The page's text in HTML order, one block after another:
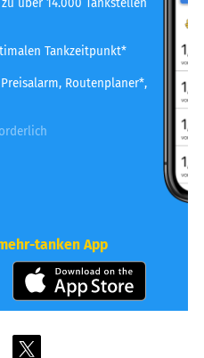
über 14.000 Tankstellen
Tankzeitpunkt*
Routenplaner*,
tanken App